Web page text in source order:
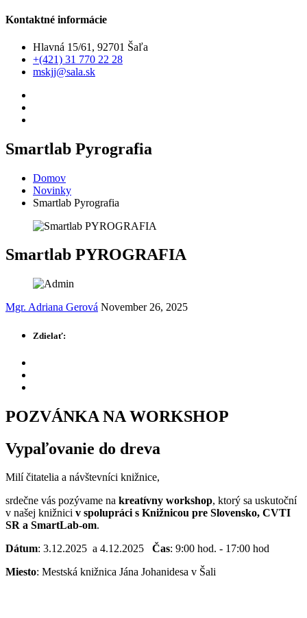
Kontaktné informácie
Hlavná 15/61, 92701 Šaľa
+(421) 31 770 22 28
mskjj@sala.sk
Smartlab Pyrografia
Domov
Novinky
Smartlab Pyrografia
Smartlab PYROGRAFIA
Mgr. Adriana Gerová November 26, 2025
Zdielať:
POZVÁNKA NA WORKSHOP
Vypaľovanie do dreva
Milí čitatelia a návštevníci knižnice,
srdečne vás pozývame na kreatívny workshop, ktorý sa uskutoční
v našej knižnici v spolupráci s Knižnicou pre Slovensko, CVTI
SR a SmartLab-om.
Dátum: 3.12.2025 a 4.12.2025 Čas: 9:00 hod. - 17:00 hod
Miesto: Mestská knižnica Jána Johanidesa v Šali